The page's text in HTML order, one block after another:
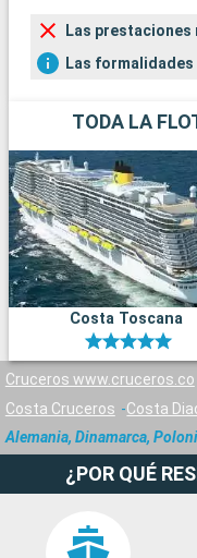
Las prestaciones
Las formalidades
TODA LA
Costa Toscana
Cruceros www.cruceros.co
Costa Cruceros
Costa
Alemania, Dinamarca,
¿POR QUÉ